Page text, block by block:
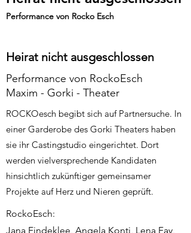
Performance von Rocko Esch
Heirat nicht ausgeschlossen
Performance von RockoEsch
Maxim - Gorki - Theater
ROCKOesch begibt sich auf Partnersuche. In
einer Garderobe des Gorki Theaters haben
sie ihr Castingstudio eingerichtet. Dort
werden vielversprechende Kandidaten
hinsichtlich zukünftiger gemeinsamer
Projekte auf Herz und Nieren geprüft.
RockoEsch:
Jana Findeklee, Angela Konti, Lena Fay,